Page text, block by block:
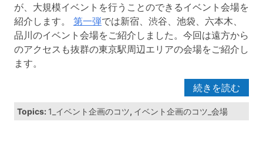
が、大規模イベントを行うことのできるイベント会場を
紹介します。
第一弾では新宿、渋谷、池袋、六本木、
品川のイベント会場をご紹介しました。今回は遠方から
のアクセスも抜群の東京駅周辺エリアの会場をご紹介し
ます。
続きを読む
Topics: 1_イベント企画のコツ, イベント企画のコツ_会場